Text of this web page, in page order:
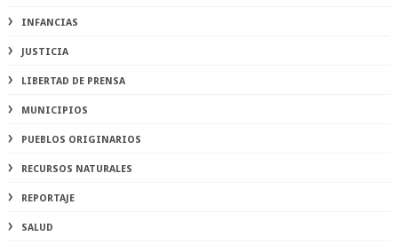
INFANCIAS
JUSTICIA
LIBERTAD DE PRENSA
MUNICIPIOS
PUEBLOS ORIGINARIOS
RECURSOS NATURALES
REPORTAJE
SALUD